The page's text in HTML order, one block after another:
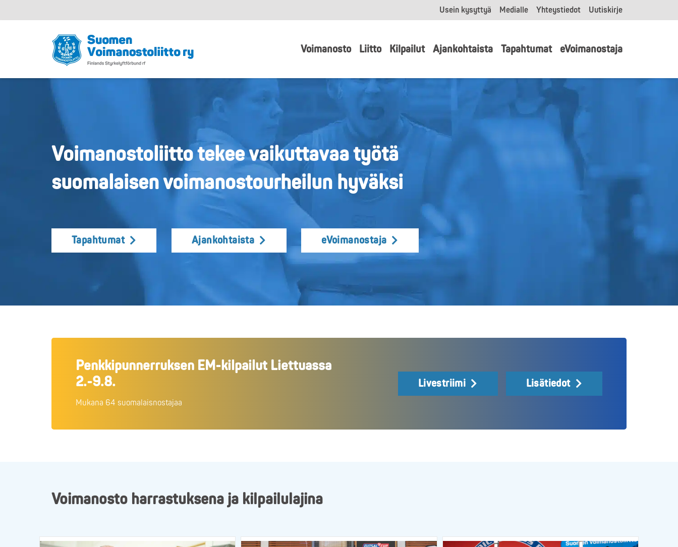
Usein kysyttyä Medialle Yhteystiedot Uutiskirje
Voimanosto Liitto Kilpailut Ajankohtaista Tapahtumat eVoimanostaja
Voimanostoliitto tekee vaikuttavaa työtä
suomalaisen voimanostourheilun hyväksi
Tapahtumat Ajankohtaista eVoimanostaja
Penkkipunnerruksen EM-kilpailut Liettuassa
2.-9.8.
Mukana 64 suomalaisnostajaa
Livestriimi Lisätiedot
Voimanosto harrastuksena ja kilpailulajina